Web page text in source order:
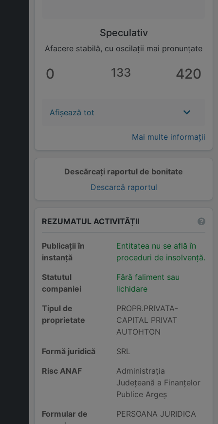
Descărcați raportul de bonitate
Descarcă raportul
Speculativ
Afacere stabilă, cu oscilații mai pronunțate
0 133 420
Afișează tot
Mai multe informații
REZUMATUL ACTIVITĂȚII
Publicații în
instanță
Entitatea nu se află în
proceduri de insolvență.
Statutul
companiei
Fără faliment sau
lichidare
Tipul de
proprietate
PROPR.PRIVATA-
CAPITAL PRIVAT
AUTOHTON
Formă juridică
SRL
Risc ANAF
Administraţia
Judeţeană a Finanţelor
Publice Argeş
Formular de
PERSOANA JURIDICA